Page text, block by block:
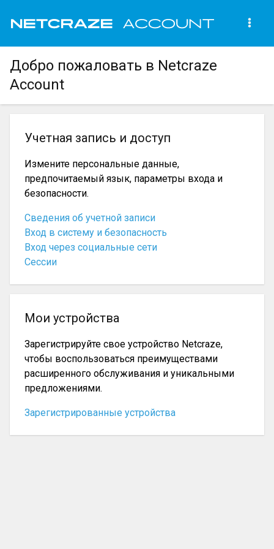
Добро пожаловать в Netcraze
Account
Учетная запись и доступ
Измените персональные данные,
предпочитаемый язык, параметры входа и
безопасности.
Сведения об учетной записи
Вход в систему и безопасность
Вход через социальные сети
Сессии
Мои устройства
Зарегистрируйте свое устройство Netcraze,
чтобы воспользоваться преимуществами
расширенного обслуживания и уникальными
предложениями.
Зарегистрированные устройства